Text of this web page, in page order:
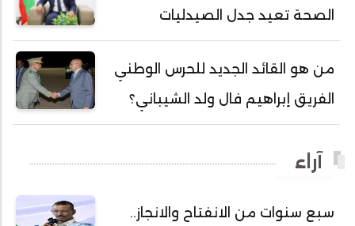
أحمد ولد آبه
أحمد ولد الديه
أحمد ولد السالك
أحمد ولد باهيه
أحمد ولد داداه
الصحة تعيد جدل الصيدليات
من هو القائد الجديد للحرس الوطني
الفريق إبراهيم فال ولد الشيباني؟
آراء
سبع سنوات من الانفتاح والانجاز..